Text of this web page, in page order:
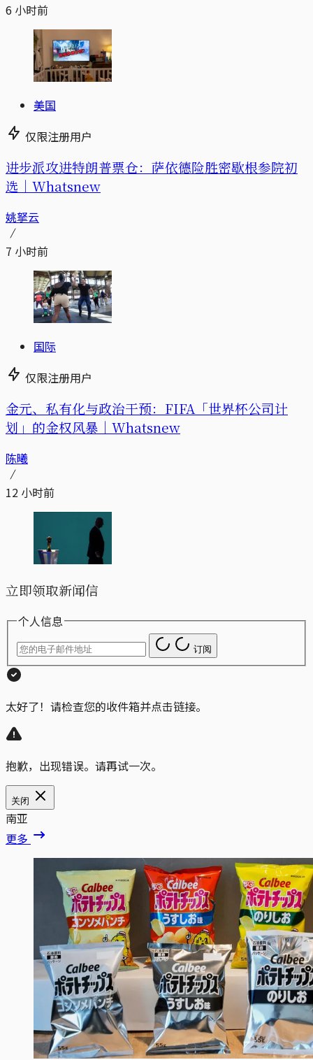
6 小时前
美国
仅限注册用户
进步派攻进特朗普票仓：萨依德险胜密歇根参院初
选｜Whatsnew
姚拏云
7 小时前
国际
仅限注册用户
金元、私有化与政治干预：FIFA「世界杯公司计
划」的金权风暴｜Whatsnew
陈曦
12 小时前
立即领取新闻信
个人信息
订阅
太好了！请检查您的收件箱并点击链接。
抱歉，出现错误。请再试一次。
关闭
南亚
更多